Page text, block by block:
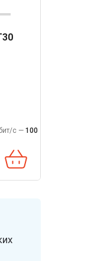
с —100